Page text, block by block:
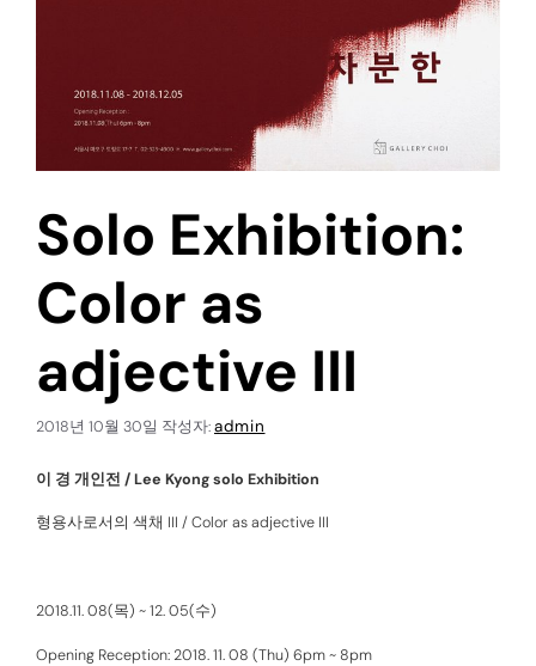
Solo Exhibition:
Color as
adjective III
2018년 10월 30일 작성자:admin
이 경 개인전 / Lee Kyong solo Exhibition
형용사로서의 색채 III / Color as adjective III
2018.11. 08(목) ~ 12. 05(수)
Opening Reception: 2018. 11. 08 (Thu) 6pm ~ 8pm